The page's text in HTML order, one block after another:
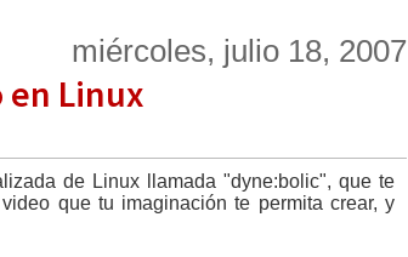
miércoles, julio 18, 2007
Linux
de Linux llamada "dyne:bolic", que te
que tu imaginación te permita crear, y